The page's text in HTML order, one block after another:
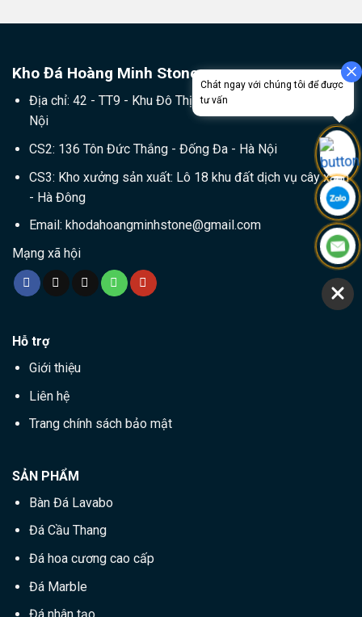
Kho Đá Hoàng Minh Stone
Địa chỉ: 42 - TT9 - Khu Đô Thị Văn Phú - Hà Đông - Hà
Nội
CS2: 136 Tôn Đức Thắng - Đống Đa - Hà Nội
CS3: Kho xưởng sản xuất: Lô 18 khu đất dịch vụ cây xanh
- Hà Đông
Email: khodahoangminhstone@gmail.com
Mạng xã hội
Hỗ trợ
Giới thiệu
Liên hệ
Trang chính sách bảo mật
SẢN PHẨM
Bàn Đá Lavabo
Đá Cầu Thang
Đá hoa cương cao cấp
Đá Marble